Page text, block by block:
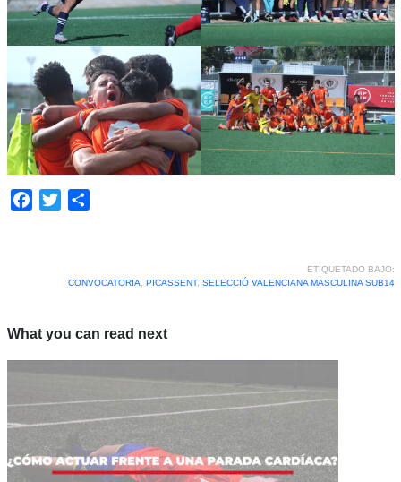
Facebook
Twitter
ETIQUETADO BAJO:
CONVOCATORIA
PICASSENT, SELECCIÓ VALENCIANA MASCULINA SUB14
What you can read next